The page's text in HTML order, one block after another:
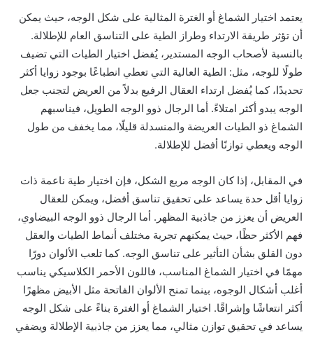
يعتمد اختيار الشماغ أو الغترة المثالية على شكل الوجه، حيث يمكن
أن تؤثر طريقة الارتداء وطراز الطية على التناسق العام للإطلالة.
بالنسبة لأصحاب الوجه المستدير، يُفضل اختيار الطيات التي تضيف
طولًا للوجه، مثل: الطية العالية التي تعطي انطباعًا بوجود زوايا أكثر
تحديدًا، كما يُفضل ارتداء العقال الرفيع بدلاً من العريض لتجنب جعل
الوجه يبدو أكثر امتلاءً. أما الرجال ذوو الوجه الطويل، فيناسبهم
الشماغ ذو الطيات العريضة والمنسدلة قليلًا، مما يخفف من طول
الوجه ويعطي توازنًا أفضل للإطلالة.
في المقابل، إذا كان الوجه مربع الشكل، فإن اختيار طية ناعمة ذات
زوايا أقل حدة يساعد على تحقيق تناسق أفضل، ويمكن للعقال
العريض أن يعزز من جاذبية المظهر. أما الرجال ذوو الوجه البيضاوي،
فهم الأكثر حظًا، حيث يمكنهم تجربة مختلف أنماط الطيات والعقل
دون القلق بشأن التأثير على تناسق الوجه. كما تلعب الألوان دورًا
مهمًا في اختيار الشماغ المناسب، فاللون الأحمر الكلاسيكي يناسب
أغلب أشكال الوجوه، بينما تمنح الألوان الفاتحة مثل الأبيض مظهرًا
أكثر انتعاشًا وإشراقًا. اختيار الشماغ أو الغترة بناءً على شكل الوجه
يساعد في تحقيق توازن مثالي، مما يعزز من جاذبية الإطلالة ويضفي